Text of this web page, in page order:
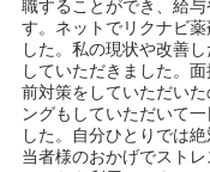
職することができ、給
す。ネットでリクナビ
した。私の現状や改善
していただきました。
前対策をしていただい
ングもしていただいて
した。自分ひとりでは
当者様のおかげでスト